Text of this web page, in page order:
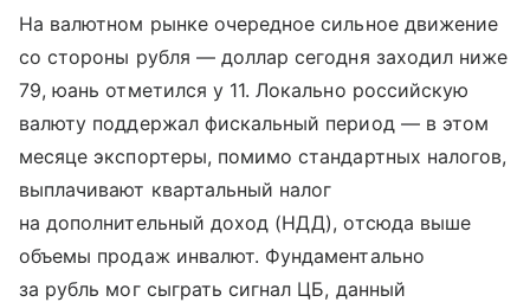
На валютном рынке очередное сильное движение
со стороны рубля — доллар сегодня заходил ниже
79, юань отметился у 11. Локально российскую
валюту поддержал фискальный период — в этом
месяце экспортеры, помимо стандартных налогов,
выплачивают квартальный налог
на дополнительный доход (НДД), отсюда выше
объемы продаж инвалют. Фундаментально
за рубль мог сыграть сигнал ЦБ, данный